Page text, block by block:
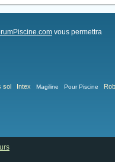
vous permettra
sol Intex Magiline Pour Piscine